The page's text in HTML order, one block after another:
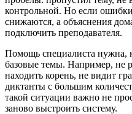
контрольной. Но если
снижаются, а объяснения
подключить преподавателя.
Помощь специалиста нужна,
базовые темы. Например, не
находить корень, не видит
диктанты с большим
такой ситуации важно не
заново выстроить систему.